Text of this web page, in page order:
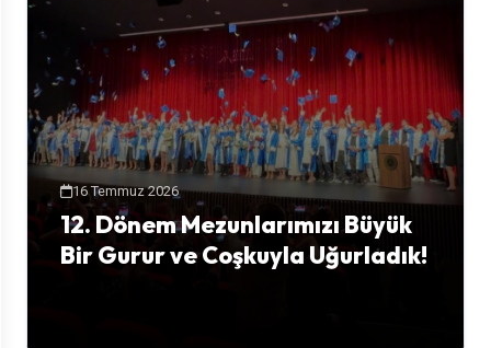
16 Temmuz 2026
12. Dönem Mezunlarımızı Büyük
Bir Gurur ve Coşkuyla Uğurladık!